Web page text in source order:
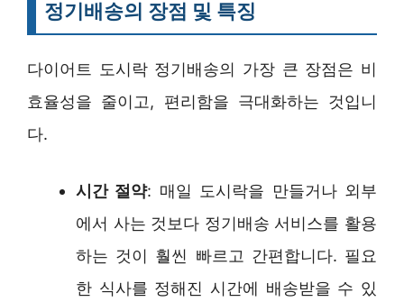
정기배송의 장점 및 특징
다이어트 도시락 정기배송의 가장 큰 장점은 비
효율성을 줄이고, 편리함을 극대화하는 것입니
다.
시간 절약: 매일 도시락을 만들거나 외부
에서 사는 것보다 정기배송 서비스를 활용
하는 것이 훨씬 빠르고 간편합니다. 필요
한 식사를 정해진 시간에 배송받을 수 있